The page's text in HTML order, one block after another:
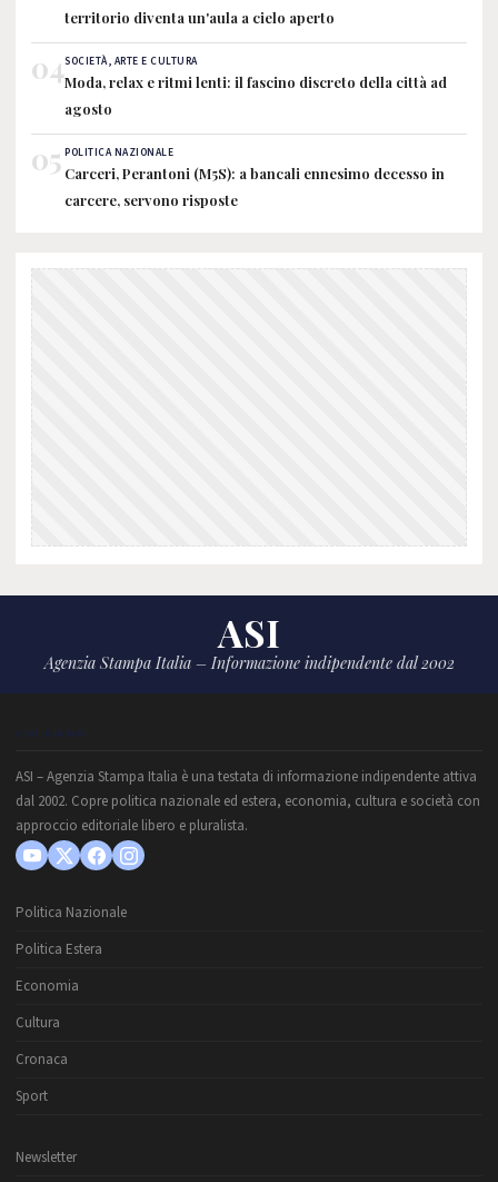
territorio diventa un'aula a cielo aperto
04SOCIETÀ, ARTE E CULTURA
Moda, relax e ritmi lenti: il fascino discreto della città ad
agosto
05 POLITICA NAZIONALE
Carceri, Perantoni (M5S): a bancali ennesimo decesso in
carcere, servono risposte
ASI
Agenzia Stampa Italia – Informazione indipendente dal 2002
CHI SIAMO
ASI – Agenzia Stampa Italia è una testata di informazione indipendente attiva
dal 2002. Copre politica nazionale ed estera, economia, cultura e società con
approccio editoriale libero e pluralista.
Politica Nazionale
Politica Estera
Economia
Cultura
Cronaca
Sport
Newsletter